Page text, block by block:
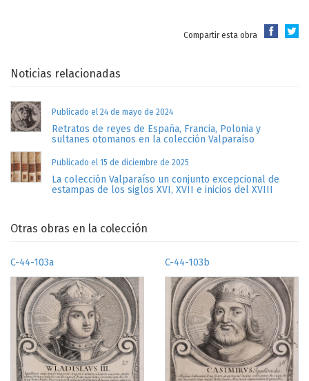
Compartir esta obra
Noticias relacionadas
Publicado el 24 de mayo de 2024
Retratos de reyes de España, Francia, Polonia y
sultanes otomanos en la colección Valparaíso
Publicado el 15 de diciembre de 2025
La colección Valparaíso un conjunto excepcional de
estampas de los siglos XVI, XVII e inicios del XVIII
Otras obras en la colección
C-44-103a C-44-103b